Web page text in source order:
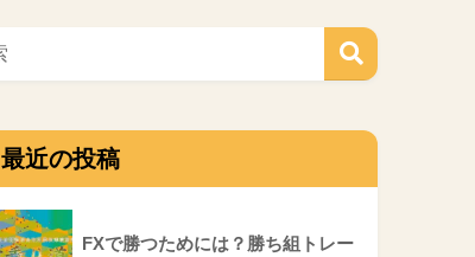
最近の投稿
FXで勝つためには？勝ち組トレー